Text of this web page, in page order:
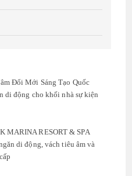
Đổi Mới Sáng Tạo Quốc
di động cho khối nhà sự kiện
MARINA RESORT & SPA
di động, vách tiêu âm và